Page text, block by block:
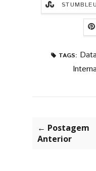
TAGS:
← Postagem
Anterior